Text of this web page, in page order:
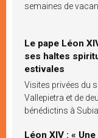
semaines de
Le pape Léon
ses haltes
estivales
Visites privées du
Vallepietra et de
bénédictins à
Léon XIV : «